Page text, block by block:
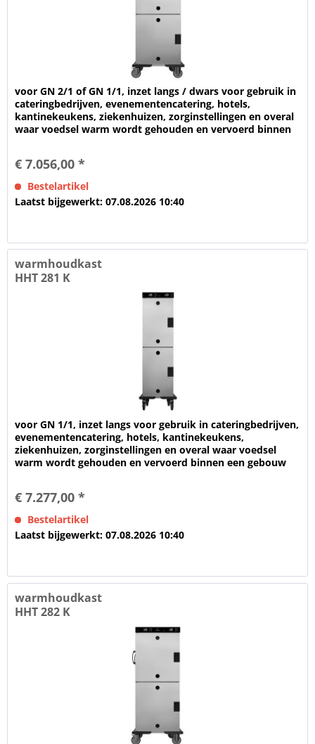
voor GN 2/1 of GN 1/1, inzet langs / dwars voor gebruik in
cateringbedrijven, evenementencatering, hotels,
kantinekeukens, ziekenhuizen, zorginstellingen en overal
waar voedsel warm wordt gehouden en vervoerd binnen
€ 7.056,00 *
Bestelartikel
Laatst bijgewerkt: 07.08.2026 10:40
warmhoudkast
HHT 281 K
voor GN 1/1, inzet langs voor gebruik in cateringbedrijven,
evenementencatering, hotels, kantinekeukens,
ziekenhuizen, zorginstellingen en overal waar voedsel
warm wordt gehouden en vervoerd binnen een gebouw
€ 7.277,00 *
Bestelartikel
Laatst bijgewerkt: 07.08.2026 10:40
warmhoudkast
HHT 282 K